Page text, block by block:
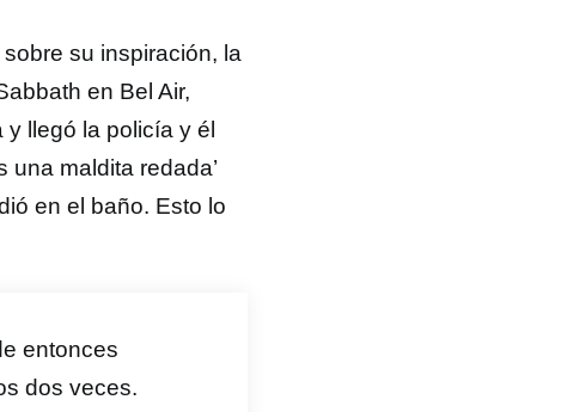
su inspiración, la
en Bel Air,
llegó la policía y él
una maldita redada’
en el baño. Esto lo
entonces
dos veces.